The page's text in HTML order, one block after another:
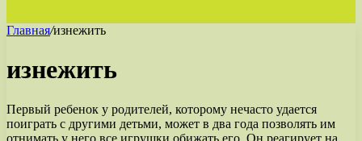
Главная/изнежить
изнежить
Первый ребенок у родителей, которому нечасто удается
поиграть с другими детьми, может в два года позволять им
отнимать у него все игрушки обижать его. Он реагирует на